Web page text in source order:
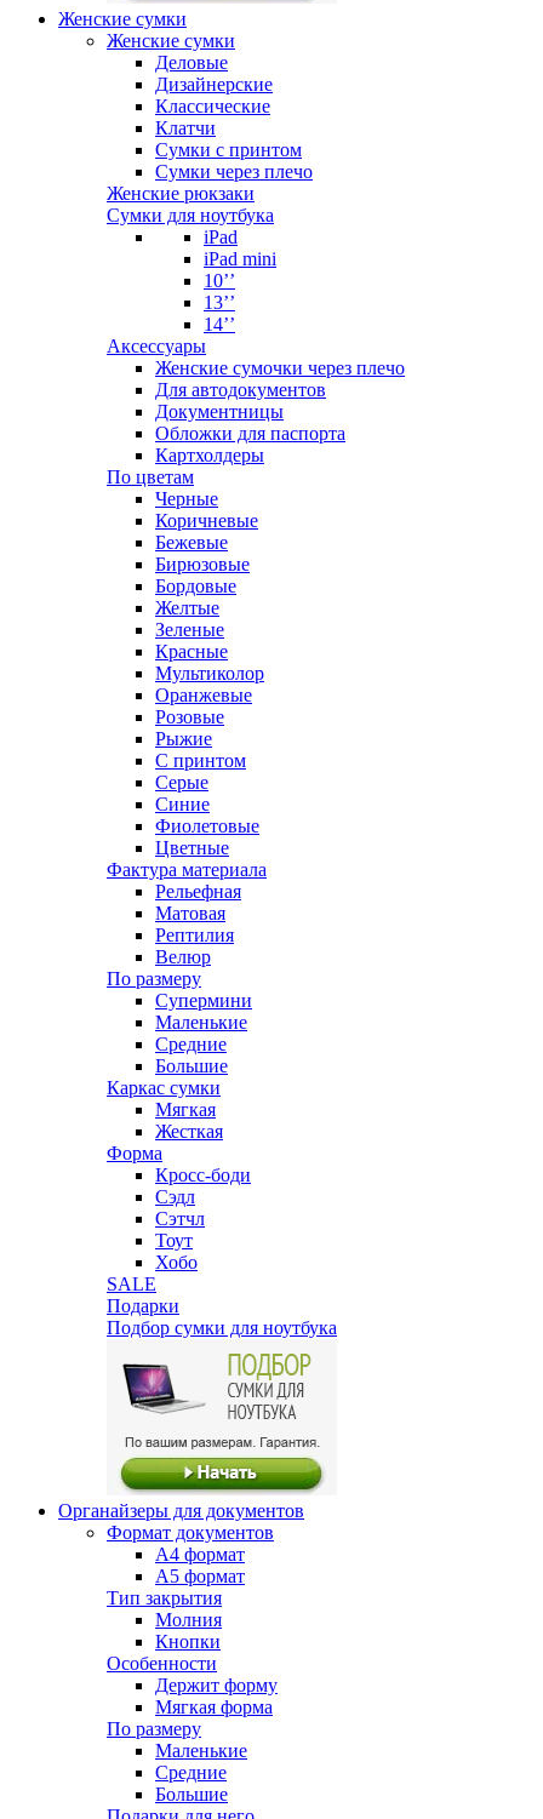
Женские сумки
Женские сумки
Деловые
Дизайнерские
Классические
Клатчи
Сумки с принтом
Сумки через плечо
Женские рюкзаки
Сумки для ноутбука
iPad
iPad mini
10’’
13’’
14’’
Аксессуары
Женские сумочки через плечо
Для автодокументов
Документницы
Обложки для паспорта
Картхолдеры
По цветам
Черные
Коричневые
Бежевые
Бирюзовые
Бордовые
Желтые
Зеленые
Красные
Мультиколор
Оранжевые
Розовые
Рыжие
С принтом
Серые
Синие
Фиолетовые
Цветные
Фактура материала
Рельефная
Матовая
Рептилия
Велюр
По размеру
Супермини
Маленькие
Средние
Большие
Каркас сумки
Мягкая
Жесткая
Форма
Кросс-боди
Сэдл
Сэтчл
Тоут
Хобо
SALE
Подарки
Подбор сумки для ноутбука
Органайзеры для документов
Формат документов
А4 формат
А5 формат
Тип закрытия
Молния
Кнопки
Особенности
Держит форму
Мягкая форма
По размеру
Маленькие
Средние
Большие